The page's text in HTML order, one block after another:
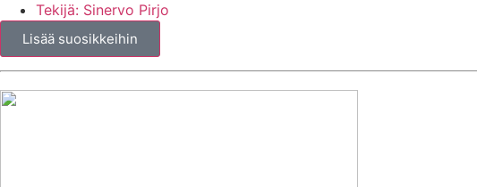
Tekijä: Sinervo Pirjo
Lisää suosikkeihin